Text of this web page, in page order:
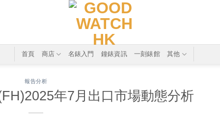
首頁 商店 名錶入門 鐘錶資訊 一刻錶館 其他
報告分析
年7月出口市場動態分析